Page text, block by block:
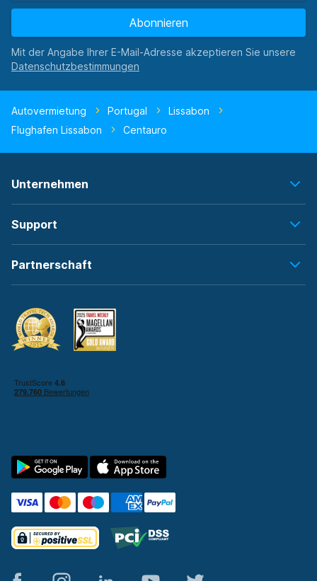
Abonnieren
Mit der Angabe Ihrer E-Mail-Adresse akzeptieren Sie unsere
Autovermietung Portugal
Lissabon
Flughafen Lissabon
Centauro
Unternehmen
Support
Partnerschaft